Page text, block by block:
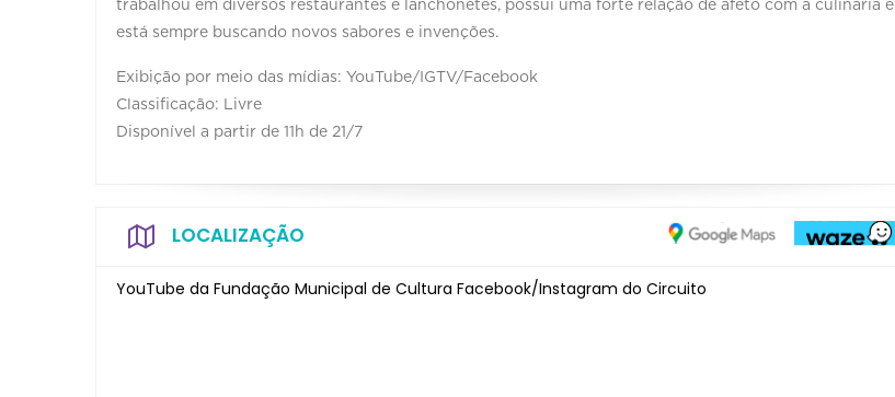
trabalhou em diversos restaurantes e lanchonetes, possui uma forte relação de afeto com a culinária e
está sempre buscando novos sabores e invenções.
Exibição por meio das mídias: YouTube/IGTV/Facebook
Classificação: Livre
Disponível a partir de 11h de 21/7
LOCALIZAÇÃO
YouTube da Fundação Municipal de Cultura Facebook/Instagram do Circuito